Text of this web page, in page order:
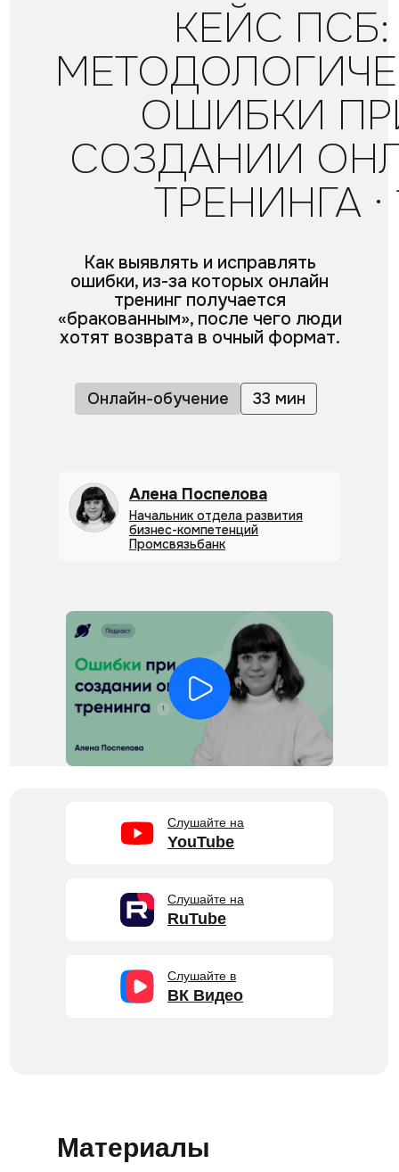
КЕЙС ПСБ:
ОШИБКИ
СОЗДАНИИ
ТРЕНИНГА ·
Как выявлять и исправлять
ошибки, из-за которых онлайн
тренинг получается
«бракованным», после чего люди
хотят возврата в очный формат.
Онлайн-обучение 33 мин
Алена Поспелова
Начальник отдела развития
бизнес-компетенций
Промсвязьбанк
Слушайте на
RuTube
Слушайте на
YouTube
Слушайте в
ВК Видео
Материалы